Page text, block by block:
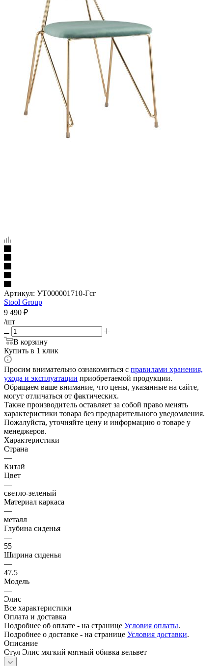
Артикул: УТ000001710-Гсг
Stool Group
9 490 ₽
/шт
В корзину
Купить в 1 клик
Просим внимательно ознакомиться с правилами хранения,
ухода и эксплуатации приобретаемой продукции.
Обращаем ваше внимание, что цены, указанные на сайте,
могут отличаться от фактических.
Также производитель оставляет за собой право менять
характеристики товара без предварительного уведомления.
Пожалуйста, уточняйте цену и информацию о товаре у
менеджеров.
Характеристики
Страна
—
Китай
Цвет
—
светло-зеленый
Материал каркаса
—
металл
Глубина сиденья
—
55
Ширина сиденья
—
47.5
Модель
—
Элис
Все характеристики
Оплата и доставка
Подробнее об оплате - на странице Условия оплаты.
Подробнее о доставке - на странице Условия доставки.
Описание
Стул Элис мягкий мятный обивка вельвет